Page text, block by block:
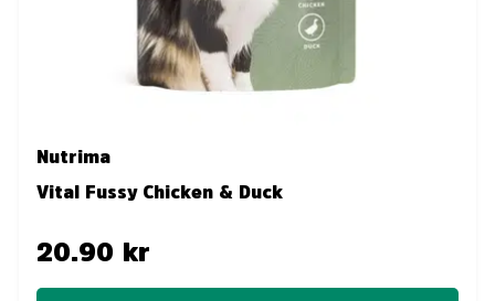
Nutrima
Vital Fussy Chicken & Duck
20.90 kr